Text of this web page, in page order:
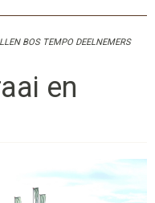
BOS TEMPO DEELNEMERS
en